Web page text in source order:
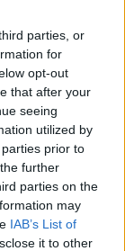
parties, or
for
opt-out
that after your
seeing
utilized by
prior to
further
parties on the
may
IAB’s List of
it to other